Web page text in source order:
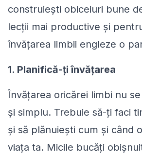
construiești obiceiuri bune
lecții mai productive și
învățarea limbii engleze o
1. Planifică-ți învățarea
Învățarea oricărei limbi nu
și simplu. Trebuie să-ți faci
și să plănuiești cum și când
viața ta. Micile bucăți